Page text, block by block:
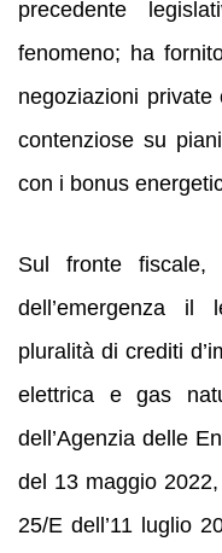
precedente
fenomeno; ha
negoziazioni
contenziose su
con i bonus
Sul fronte
dell’emergenza il
pluralità di crediti
elettrica e gas
dell’Agenzia delle
del 13 maggio
25/E dell’11 luglio